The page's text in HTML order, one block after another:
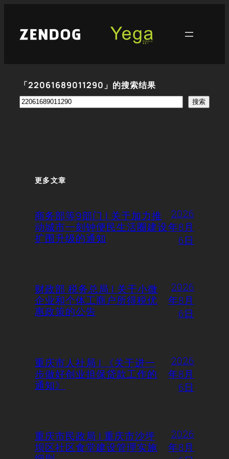
「22061689011290」的搜索结果
搜
搜索
更多文章
商务部等9部门 | 关于加力推
动城市一刻钟便民生活圈建设
扩围升级的通知
2026
年8月
6日
财政部 税务总局 | 关于小微
企业和个体工商户所得税优
惠政策的公告
2026
年8月
6日
重庆市人社局 | 《关于进一
步做好创业担保贷款工作的
通知》
2026
年8月
6日
重庆市民政局 | 重庆市沙坪
坝区社区食堂建设管理实施
2026
年8月